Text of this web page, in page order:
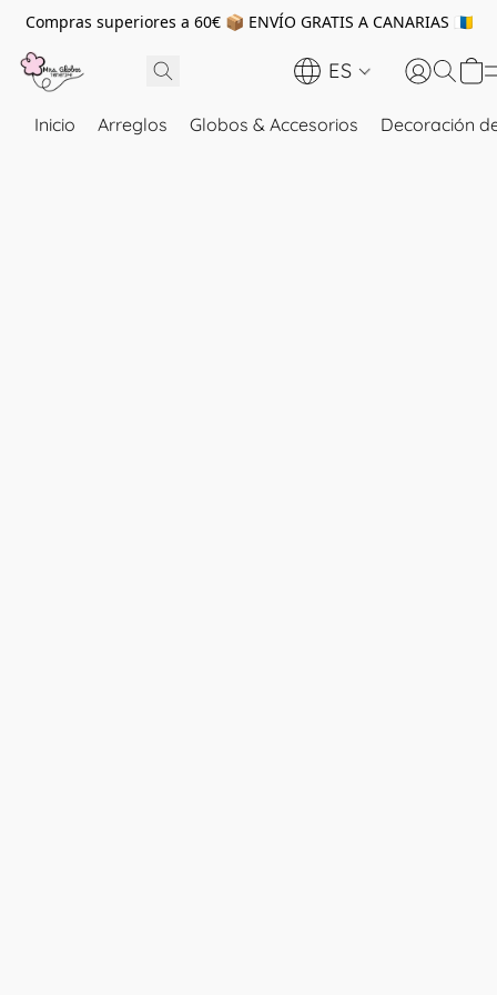
Compras superiores a 60€ 📦 ENVÍO GRATIS A CANARIAS 🇮🇨
ES
Inicio Arreglos Globos & Accesorios Decoración